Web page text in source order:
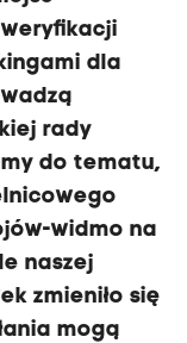
dla
rady
do tematu,
widmo na
naszej
zmieniło się
mogą